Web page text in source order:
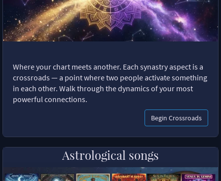
Where your chart meets another. Each synastry aspect is a
crossroads — a point where two people activate something
in each other. Walk through the dynamics of your most
powerful connections.
Begin Crossroads
Astrological songs